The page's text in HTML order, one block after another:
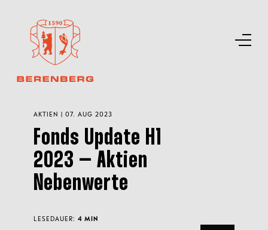
AKTIEN | 07. AUG 2023
Fonds Update H1
2023 – Aktien
Nebenwerte
LESEDAUER: 4 MIN